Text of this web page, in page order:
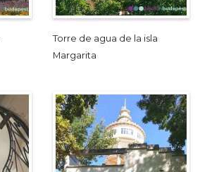
Torre de agua de la isla
Margarita